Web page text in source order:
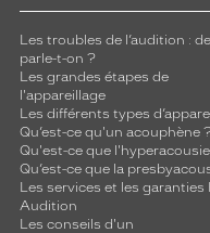
Les troubles de l’audition :
parle-t-on ?
Les grandes étapes de
l'appareillage
Les différents types
Qu’est-ce qu'un acouphène
Qu'est-ce que
Qu’est-ce que la
Les services et les garanties
Audition
Les conseils d'un